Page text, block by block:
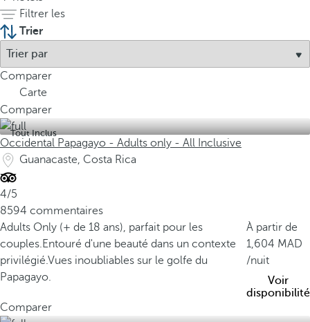
Filtrer les
Trier
Comparer
Carte
Comparer
Tout Inclus
Occidental Papagayo - Adults only - All Inclusive
Guanacaste, Costa Rica
4/5
8594 commentaires
Adults Only (+ de 18 ans), parfait pour les
couples.Entouré d'une beauté dans un contexte
privilégié.Vues inoubliables sur le golfe du
Papagayo.
À partir de
1,604
/nuit
Voir
disponibilité
Comparer
u
e
l
e
C
s
t
a
R
i
c
a
c
o
u
v
e